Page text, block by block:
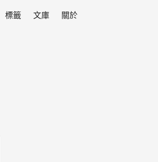
標籤 文庫 關於